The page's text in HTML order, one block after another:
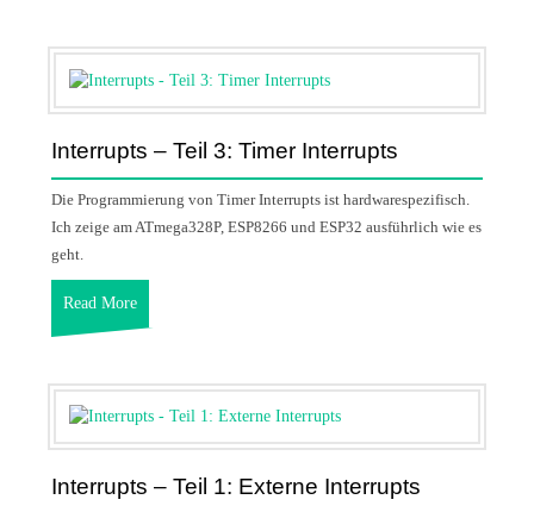
Interrupts – Teil 3: Timer Interrupts
Die Programmierung von Timer Interrupts ist hardwarespezifisch.
Ich zeige am ATmega328P, ESP8266 und ESP32 ausführlich wie es
geht.
Read More
Interrupts – Teil 1: Externe Interrupts